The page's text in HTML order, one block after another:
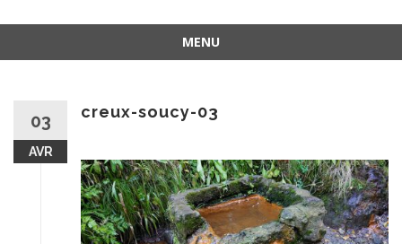
MENU
03
AVR
creux-soucy-03